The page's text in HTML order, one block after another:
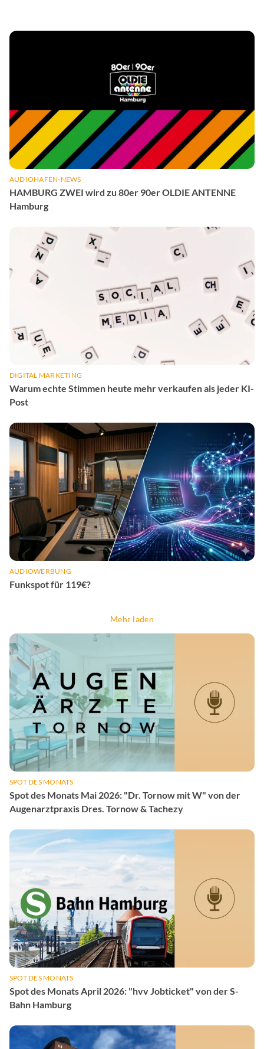
AUDIOHAFEN-NEWS
HAMBURG ZWEI wird zu 80er 90er OLDIE ANTENNE
Hamburg
DIGITAL MARKETING
Warum echte Stimmen heute mehr verkaufen als jeder KI-
Post
AUDIOWERBUNG
Funkspot für 119€?
Mehr laden
SPOT DES MONATS
Spot des Monats Mai 2026: "Dr. Tornow mit W" von der
Augenarztpraxis Dres. Tornow & Tachezy
SPOT DES MONATS
Spot des Monats April 2026: "hvv Jobticket" von der S-
Bahn Hamburg